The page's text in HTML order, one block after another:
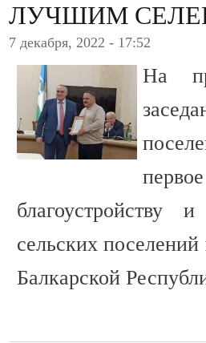
ЛУЧШИМ
7 декабря, 2022 - 17:52
На
благоустройству
сельских
Балкарской